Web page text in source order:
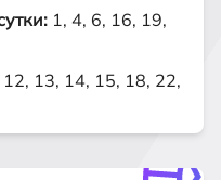
1, 4, 6, 16, 19,
13, 14, 15, 18, 22,